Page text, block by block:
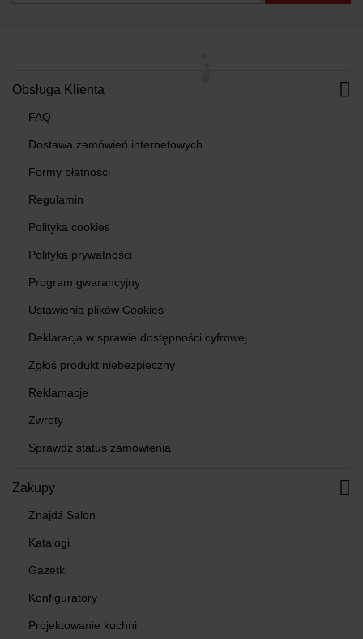
Obsługa Klienta
FAQ
Dostawa zamówień internetowych
Formy płatności
Regulamin
Polityka cookies
Polityka prywatności
Program gwarancyjny
Ustawienia plików Cookies
Deklaracja w sprawie dostępności cyfrowej
Zgłoś produkt niebezpieczny
Reklamacje
Zwroty
Sprawdź status zamówienia
Zakupy
Znajdź Salon
Katalogi
Gazetki
Konfiguratory
Projektowanie kuchni